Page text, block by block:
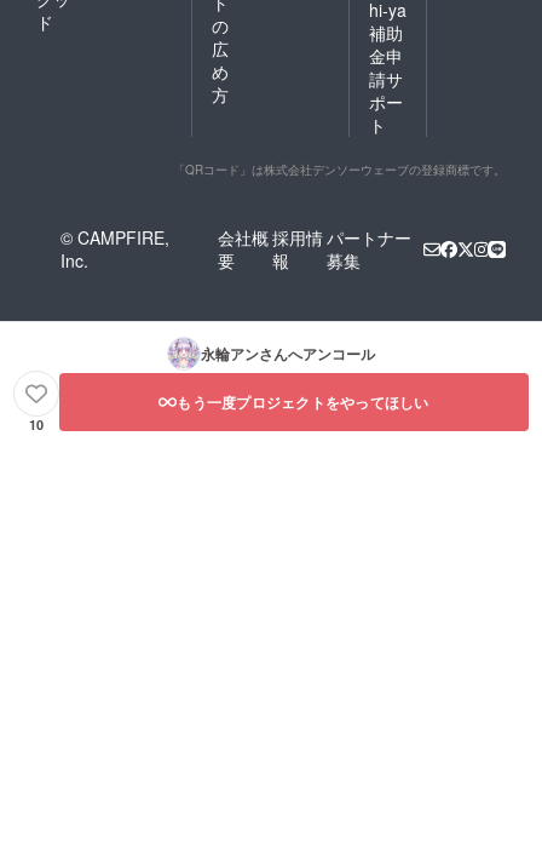
ド
の
広
め
方
hi-ya
補助
金申
請サ
ポー
ト
「QRコード」は株式会社デンソーウェーブの登録商標です。
© CAMPFIRE,
Inc.
会社概
要
採用情
報
パートナー
募集
永輪アンさんへアンコール
10
もう一度プロジェクトをやってほしい